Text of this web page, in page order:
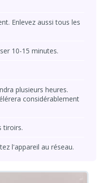
Enlevez aussi tous les
10-15 minutes.
plusieurs heures.
considérablement
tiroirs.
l'appareil au réseau.